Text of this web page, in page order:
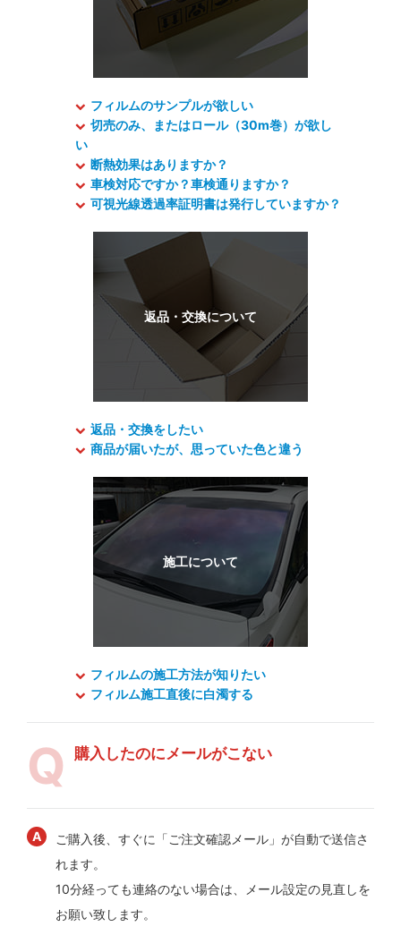
フィルムのサンプルが欲しい
切売のみ、またはロール（30m巻）が欲し
い
断熱効果はありますか？
車検対応ですか？車検通りますか？
可視光線透過率証明書は発行していますか？
返品・交換をしたい
商品が届いたが、思っていた色と違う
フィルムの施工方法が知りたい
フィルム施工直後に白濁する
購入したのにメールがこない
ご購入後、すぐに「ご注文確認メール」が自動で送信さ
れます。
10分経っても連絡のない場合は、メール設定の見直しを
お願い致します。